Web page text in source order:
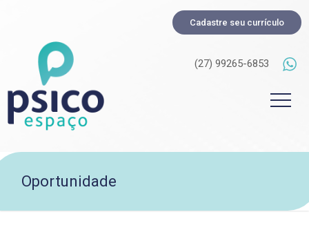
Cadastre seu currículo
(27) 99265-6853
Oportunidade